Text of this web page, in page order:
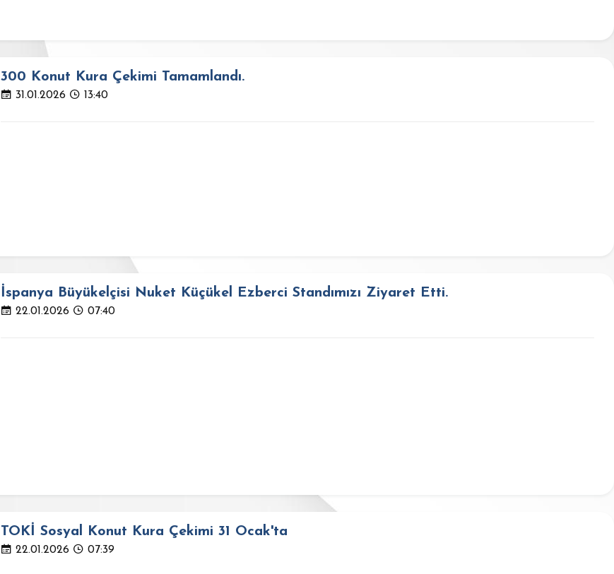
300 Konut Kura Çekimi Tamamlandı.
31.01.2026 13:40
İspanya Büyükelçisi Nuket Küçükel Ezberci Standımızı Ziyaret Etti.
22.01.2026 07:40
TOKİ Sosyal Konut Kura Çekimi 31 Ocak'ta
22.01.2026 07:39